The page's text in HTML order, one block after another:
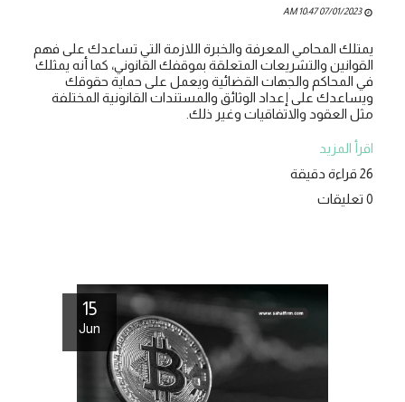
07/01/2023 10:47 AM
يمتلك المحامي المعرفة والخبرة اللازمة التي تساعدك على فهم
القوانين والتشريعات المتعلقة بموقفك القانوني، كما أنه يمثلك
في المحاكم والجهات القضائية ويعمل على حماية حقوقك
ويساعدك على إعداد الوثائق والمستندات القانونية المختلفة
مثل العقود والاتفاقيات وغير ذلك.
اقرأ المزيد
26 قراءة دقيقة
0 تعليقات
15
Jun